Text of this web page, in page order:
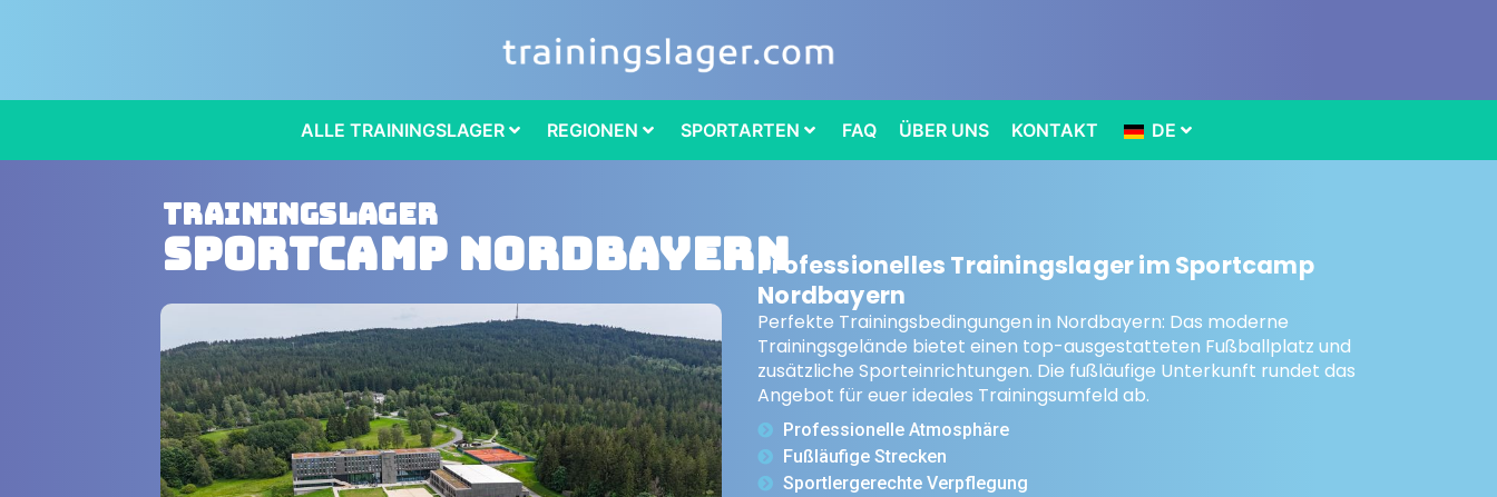
ALLE TRAININGSLAGER REGIONEN SPORTARTEN FAQ ÜBER UNS KONTAKT DE
Trainingslager
Sportcamp NordbayernProfessionelles Trainingslager im Sportcamp
Nordbayern
Perfekte Trainingsbedingungen in Nordbayern: Das moderne
Trainingsgelände bietet einen top-ausgestatteten Fußballplatz und
zusätzliche Sporteinrichtungen. Die fußläufige Unterkunft rundet das
Angebot für euer ideales Trainingsumfeld ab.
Professionelle Atmosphäre
Fußläufige Strecken
Sportlergerechte Verpflegung